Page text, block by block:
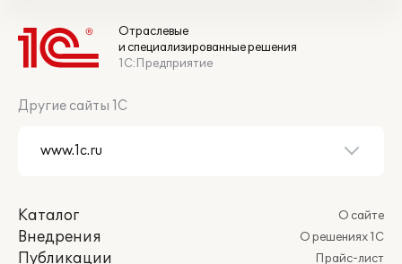
Отраслевые
и специализированные решения
1С:Предприятие
Другие сайты 1С
Каталог
Внедрения
Публикации
О сайте
О решениях 1С
Прайс-лист